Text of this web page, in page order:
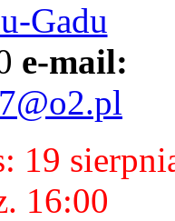
Gadu
e-mail:
19
16:00